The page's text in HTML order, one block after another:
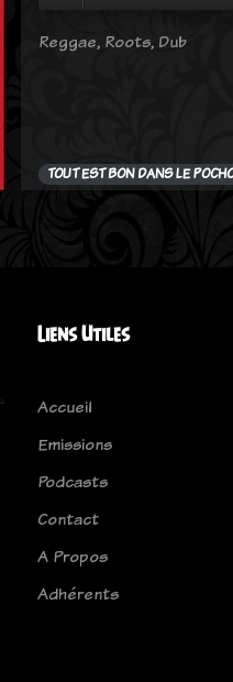
Reggae, Roots, Dub
TOUT EST BON DANS LE
Liens Utiles
Accueil
Emissions
Podcasts
Contact
A Propos
Adhérents